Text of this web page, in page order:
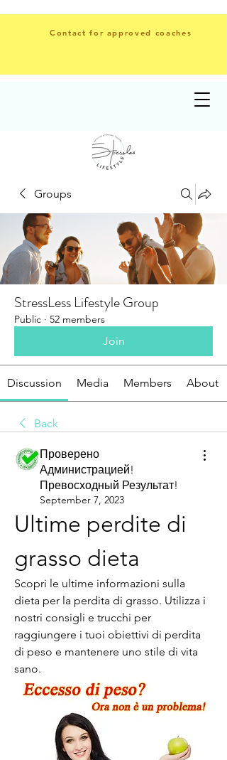
Contact for approved coaches
Groups
StressLess Lifestyle Group
Public · 52 members
Join
Discussion Media Members About
Back
Проверено
Администрацией!
Превосходный Результат!
September 7, 2023
Ultime perdite di
grasso dieta
Scopri le ultime informazioni sulla
dieta per la perdita di grasso. Utilizza i
nostri consigli e trucchi per
raggiungere i tuoi obiettivi di perdita
di peso e mantenere uno stile di vita
sano.